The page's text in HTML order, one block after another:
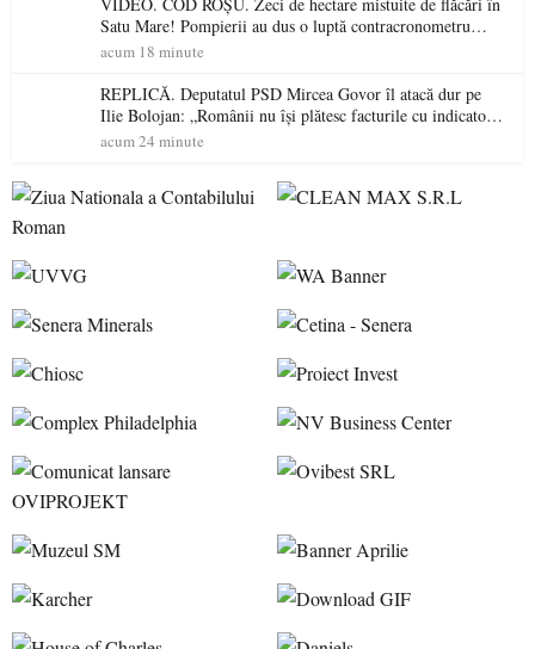
Satu Mare! Pompierii au dus o luptă contracronometru
pentru a salva o pădure de la dezastru
acum 18 minute
REPLICĂ. Deputatul PSD Mircea Govor îl atacă dur pe
Ilie Bolojan: „Românii nu își plătesc facturile cu indicatori
economici”
acum 24 minute